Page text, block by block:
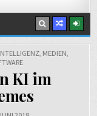
, MEDIEN,
KI im